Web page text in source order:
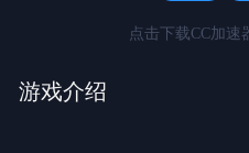
点击下载CC加速
游戏介绍